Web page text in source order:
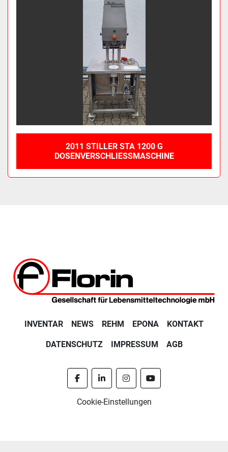
2011 STILLER STA 1200 G
DOSENVERSCHLIESSMASCHINE
INVENTAR NEWS REHM EPONA KONTAKT
DATENSCHUTZ IMPRESSUM AGB
facebooklinkedininstagramyoutube
Cookie-Einstellungen